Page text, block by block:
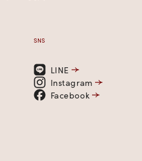
SNS
LINE
Instagram
Facebook